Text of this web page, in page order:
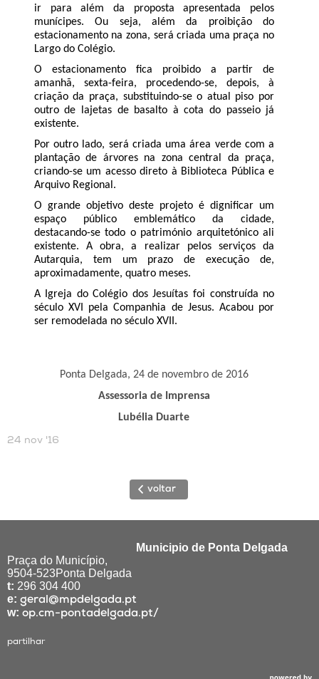
ir para além da proposta apresentada pelos
munícipes. Ou seja, além da proibição do
estacionamento na zona, será criada uma praça no
Largo do Colégio.
O estacionamento fica proibido a partir de
amanhã, sexta-feira, procedendo-se, depois, à
criação da praça, substituindo-se o atual piso por
outro de lajetas de basalto à cota do passeio já
existente.
Por outro lado, será criada uma área verde com a
plantação de árvores na zona central da praça,
criando-se um acesso direto à Biblioteca Pública e
Arquivo Regional.
O grande objetivo deste projeto é dignificar um
espaço público emblemático da cidade,
destacando-se todo o património arquitetónico ali
existente. A obra, a realizar pelos serviços da
Autarquia, tem um prazo de execução de,
aproximadamente, quatro meses.
A Igreja do Colégio dos Jesuítas foi construída no
século XVI pela Companhia de Jesus. Acabou por
ser remodelada no século XVII.
Ponta Delgada, 24 de novembro de 2016
Assessoria de Imprensa
Lubélia Duarte
24 nov '16
voltar
Municipio de Ponta Delgada
Praça do Município,
9504-523Ponta Delgada
t: 296 304 400
e: geral@mpdelgada.pt
w: op.cm-pontadelgada.pt/
partilhar